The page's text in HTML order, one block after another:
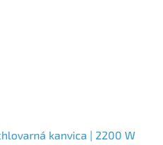
kanvica | 2200 W